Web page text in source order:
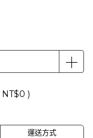
NT$0 )
運送方式